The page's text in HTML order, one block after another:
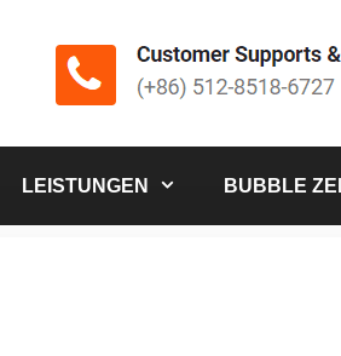
LEISTUNGEN BUBBLE